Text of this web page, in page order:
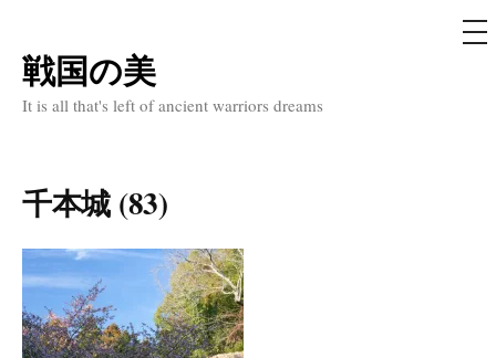
コ
ン
ツ
へ
ス
キ
ッ
プ
戦国の美
It is all that's left of ancient warriors dreams
メ
ニ
千本城 (83)